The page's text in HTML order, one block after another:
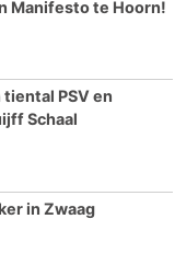
Manifesto te Hoorn!
PSV en
Schaal
in Zwaag